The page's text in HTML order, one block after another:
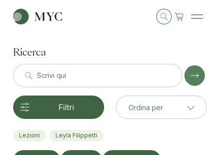
Ricerca
Scrivi qui
Filtri Ordina per
Lezioni Leyla Filippetti